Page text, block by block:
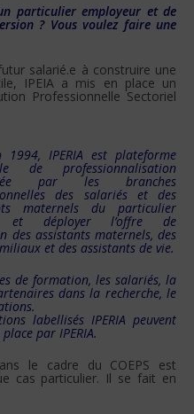
particulier employeur et de
? Vous voulez faire une
salarié.e à construire une
IPEIA a mis en place un
Professionnelle Sectoriel
1994, IPERIA est plateforme
de professionnalisation
par les branches
des salariés et des
maternels du particulier
et déployer l’offre de
des assistants maternels, des
et des assistants de vie.
de formation, les salariés, la
dans la recherche, le
labellisés IPERIA peuvent
par IPERIA.
le cadre du COEPS est
cas particulier. Il se fait en